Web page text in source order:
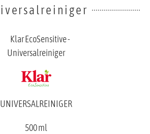
UNIVERSALREINIGER
500 ml